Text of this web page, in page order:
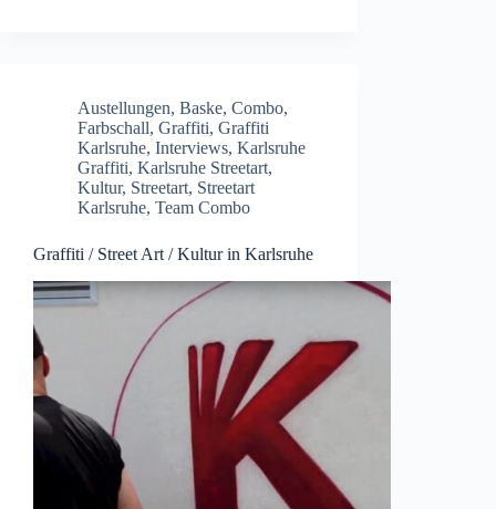
Austellungen, Baske, Combo,
Farbschall, Graffiti, Graffiti
Karlsruhe, Interviews, Karlsruhe
Graffiti, Karlsruhe Streetart,
Kultur, Streetart, Streetart
Karlsruhe, Team Combo
Graffiti / Street Art / Kultur in Karlsruhe